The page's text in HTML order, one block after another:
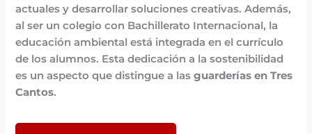
actuales y desarrollar soluciones creativas. Además,
al ser un colegio con Bachillerato Internacional, la
educación ambiental está integrada en el currículo
de los alumnos. Esta dedicación a la sostenibilidad
es un aspecto que distingue a lasguarderías en Tres
Cantos.